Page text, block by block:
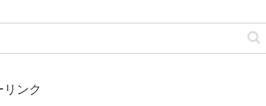
リンク